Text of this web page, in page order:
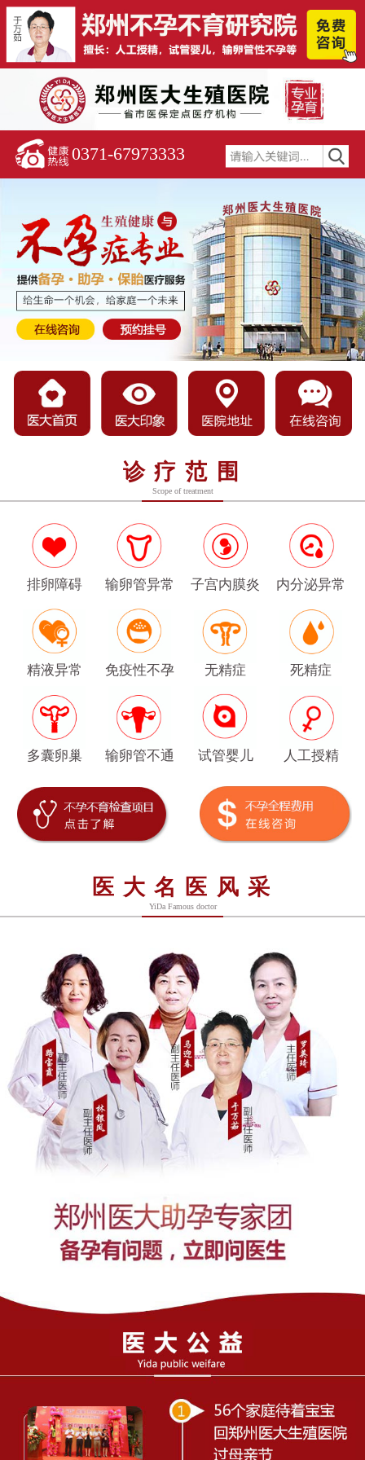
0371-67973333
诊疗范围
Scope of treatment
排卵障碍 输卵管异常 子宫内膜炎 内分泌异常
精液异常 免疫性不孕 无精症 死精症
多囊卵巢 输卵管不通 试管婴儿 人工授精
医大名医风采
YiDa Famous doctor